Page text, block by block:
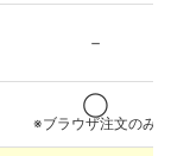
－
◯
※ブラウザ注文のみ